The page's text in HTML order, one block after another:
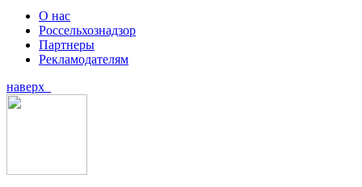
О нас
Россельхознадзор
Партнеры
Рекламодателям
наверх